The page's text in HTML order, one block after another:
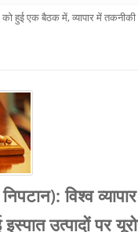
हुई एक बैठक में, व्यापार में तकनीकी
विश्व
उत्पादों पर